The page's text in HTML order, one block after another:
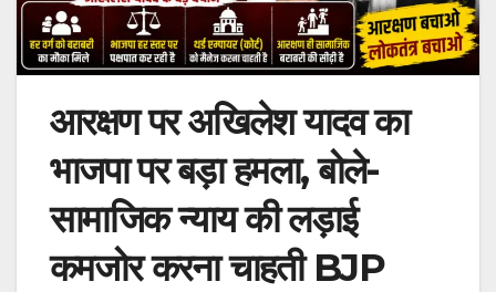
आरक्षण पर अखिलेश यादव का
भाजपा पर बड़ा हमला, बोले-
सामाजिक न्याय की लड़ाई
कमजोर करना चाहती BJP